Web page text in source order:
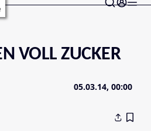
VOLL ZUCKER
05.03.14, 00:00